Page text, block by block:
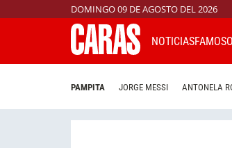
DOMINGO 09 DE AGOSTO DEL 2026
NOTICIAS
PAMPITA JORGE MESSI ANTONELA